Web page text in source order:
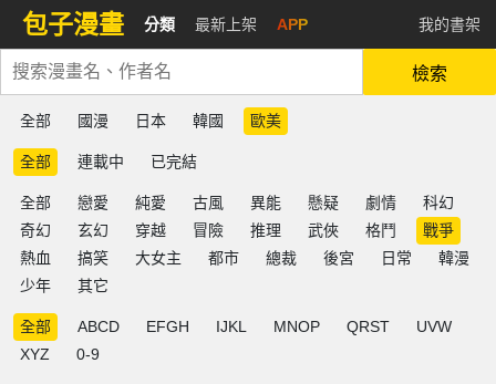
包子漫畫 分類 最新上架 APP 我的書架
檢索
全部 國漫 日本 韓國 歐美
全部 連載中 已完結
全部 戀愛 純愛 古風 異能 懸疑 劇情
科幻
奇幻
玄幻 穿越 冒險 推理 武俠 格鬥
戰爭
熱血
搞笑 大女主 都市 總裁 後宮 日常
韓漫
少年
其它
全部 ABCD EFGH IJKL MNOP QRST
UVW
XYZ
0-9